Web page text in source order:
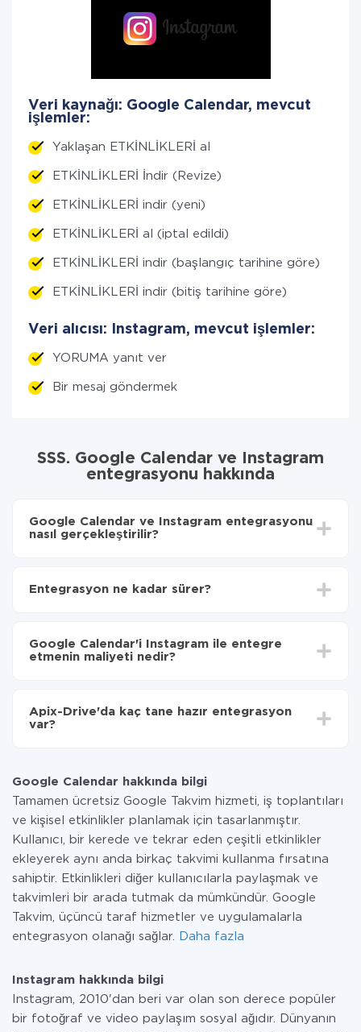
Veri kaynağı: Google Calendar, mevcut
işlemler:
Yaklaşan ETKİNLİKLERİ al
ETKİNLİKLERİ İndir (Revize)
ETKİNLİKLERİ indir (yeni)
ETKİNLİKLERİ al (iptal edildi)
ETKİNLİKLERİ indir (başlangıç tarihine göre)
ETKİNLİKLERİ indir (bitiş tarihine göre)
Veri alıcısı: Instagram, mevcut işlemler:
YORUMA yanıt ver
Bir mesaj göndermek
SSS. Google Calendar ve Instagram
entegrasyonu hakkında
Google Calendar ve Instagram entegrasyonu
nasıl gerçekleştirilir?
aktarılacağını seçin
Instagram'ye aktarılacaktır.
Entegrasyon ne kadar sürer?
olarak, 10-15 dakika sürer.
Google Calendar'i Instagram ile entegre
etmenin maliyeti nedir?
Hizmetimiz aracılığıyla yalnızca bir sisteminizden
diğerine aktarılan veri miktarı için ödeme yaparsınız.
Apix-Drive'da kaç tane hazır entegrasyon
var?
Google Calendar hakkında bilgi
Tamamen ücretsiz Google Takvim hizmeti, iş toplantıları
ve kişisel etkinlikler planlamak için tasarlanmıştır.
Kullanıcı, bir kerede ve tekrar eden çeşitli etkinlikler
ekleyerek aynı anda birkaç takvimi kullanma fırsatına
sahiptir. Etkinlikleri diğer kullanıcılarla paylaşmak ve
takvimleri bir arada tutmak da mümkündür. Google
Takvim, üçüncü taraf hizmetler ve uygulamalarla
entegrasyon olanağı sağlar.
Daha fazla
Instagram hakkında bilgi
Instagram, 2010'dan beri var olan son derece popüler
bir fotoğraf ve video paylaşım sosyal ağıdır. Dünyanın